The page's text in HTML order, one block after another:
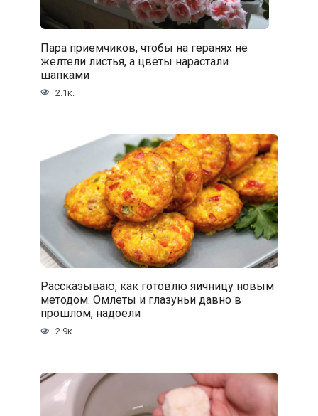
Пара приемчиков, чтобы на геранях не
желтели листья, а цветы нарастали
шапками
2.1к.
Рассказываю, как готовлю яичницу новым
методом. Омлеты и глазуньи давно в
прошлом, надоели
2.9к.